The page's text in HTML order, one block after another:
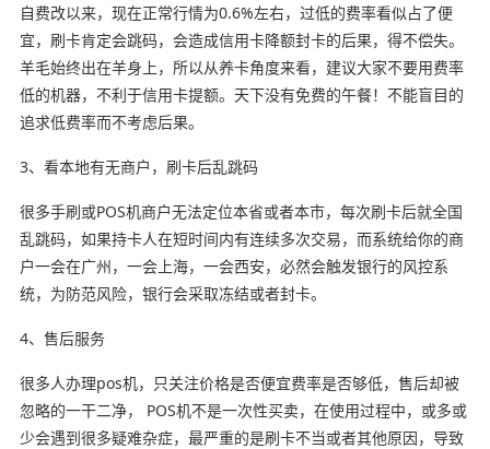
自费改以来，现在正常行情为0.6%左右，过低的费率看似占了便
宜，刷卡肯定会跳码，会造成信用卡降额封卡的后果，得不偿失。
羊毛始终出在羊身上，所以从养卡角度来看，建议大家不要用费率
低的机器，不利于信用卡提额。天下没有免费的午餐！不能盲目的
追求低费率而不考虑后果。
3、看本地有无商户，刷卡后乱跳码
很多手刷或POS机商户无法定位本省或者本市，每次刷卡后就全国
乱跳码，如果持卡人在短时间内有连续多次交易，而系统给你的商
户一会在广州，一会上海，一会西安，必然会触发银行的风控系
统，为防范风险，银行会采取冻结或者封卡。
4、售后服务
很多人办理pos机，只关注价格是否便宜费率是否够低，售后却被
忽略的一干二净， POS机不是一次性买卖，在使用过程中，或多或
少会遇到很多疑难杂症，最严重的是刷卡不当或者其他原因，导致